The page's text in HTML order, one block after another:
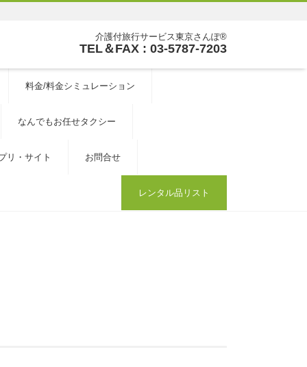
介護付旅行サービス東京さんぽ®
TEL＆FAX : 03-5787-7203
料金/料金シミュレーション
なんでもお任せタクシー
リ・サイト お問合せ
レンタル品リスト